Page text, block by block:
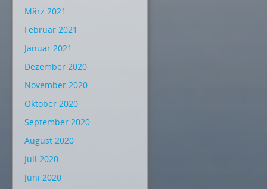
März 2021
Februar 2021
Januar 2021
Dezember 2020
November 2020
Oktober 2020
September 2020
August 2020
Juli 2020
Juni 2020